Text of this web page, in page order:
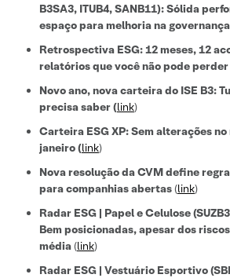
B3SA3, ITUB4, SANB11): Sólida
espaço para melhoria na governança
Retrospectiva ESG: 12 meses, 12
relatórios que você não pode perder
Novo ano, nova carteira do ISE B3:
precisa saber(link)
Carteira ESG XP: Sem alterações
janeiro (link)
Nova resolução da CVM define
para companhias abertas(link)
Radar ESG | Papel e Celulose
Bem posicionadas, apesar dos
média(link)
Radar ESG | Vestuário Esportivo